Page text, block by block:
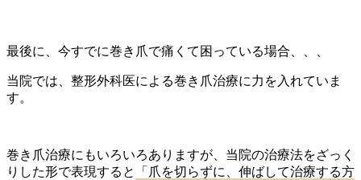
最後に、今すでに巻き爪で痛くて困っている場合、、、
当院では、整形外科医による巻き爪治療に力を入れていま
す。
巻き爪治療にもいろいろありますが、当院の治療法をざっく
りした形で表現すると
「爪を切らずに、伸ばして治療する方